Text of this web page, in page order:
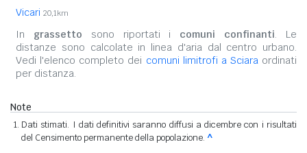
Vicari 20,1km
In grassetto sono riportati i comuni confinanti. Le
distanze sono calcolate in linea d'aria dal centro urbano.
Vedi l'elenco completo dei comuni limitrofi a Sciaraordinati
per distanza.
Note
Dati stimati. I dati definitivi saranno diffusi a dicembre con i risultati
del Censimento permanente della popolazione. ^